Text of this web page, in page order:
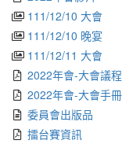
111/12/10 大會
111/12/10 晚宴
111/12/11 大會
2022年會-大會議程
2022年會-大會手冊
委員會出版品
擂台賽資訊